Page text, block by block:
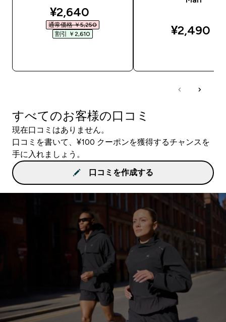
discounted price
¥2,640‎
通常価格 ￥5,250‎
割引 ￥2,610‎
¥2,490‎
すべてのお客様の口コミ
現在口コミはありません。
口コミを書いて、¥100 クーポンを獲得するチャンスを
手に入れましょう。
口コミを作成する